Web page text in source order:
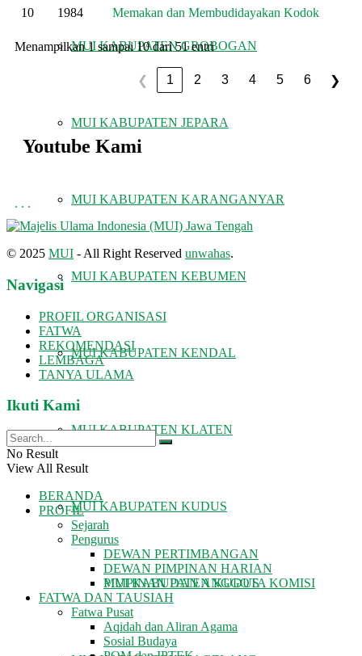
MUI KABUPATEN GROBOGAN
MUI KABUPATEN JEPARA
MUI KABUPATEN KARANGANYAR
MUI KABUPATEN KEBUMEN
MUI KABUPATEN KENDAL
MUI KABUPATEN KLATEN
MUI KABUPATEN KUDUS
MUI KABUPATEN KUDUS
10 1984 Memakan dan Membudidayakan Kodok
Menampilkan 1 sampai 10 dari 51 entri
❮ 1 2 3 4 5 6 ❯
Youtube Kami
. . .
© 2025 MUI - All Right Reserved unwahas.
Navigasi
PROFIL ORGANISASI
FATWA
REKOMENDASI
LEMBAGA
TANYA ULAMA
Ikuti Kami
No Result
View All Result
BERANDA
PROFIL
Sejarah
Pengurus
DEWAN PERTIMBANGAN
DEWAN PIMPINAN HARIAN
PIMPINAN DAN ANGGOTA KOMISI
FATWA DAN TAUSIAH
Fatwa Pusat
Aqidah dan Aliran Agama
Sosial Budaya